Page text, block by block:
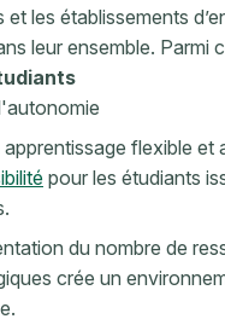
et les établissements
leur ensemble. Parmi
flexible et
pour les étudiants
du nombre de
crée un